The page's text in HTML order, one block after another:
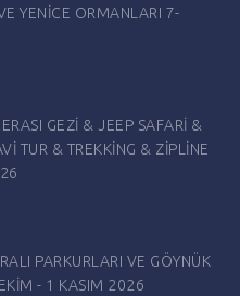
YENİCE ORMANLARI 7-
GEZİ & JEEP SAFARİ &
TUR & TREKKİNG & ZİPLİNE
PARKURLARI VE GÖYNÜK
- 1 KASIM 2026